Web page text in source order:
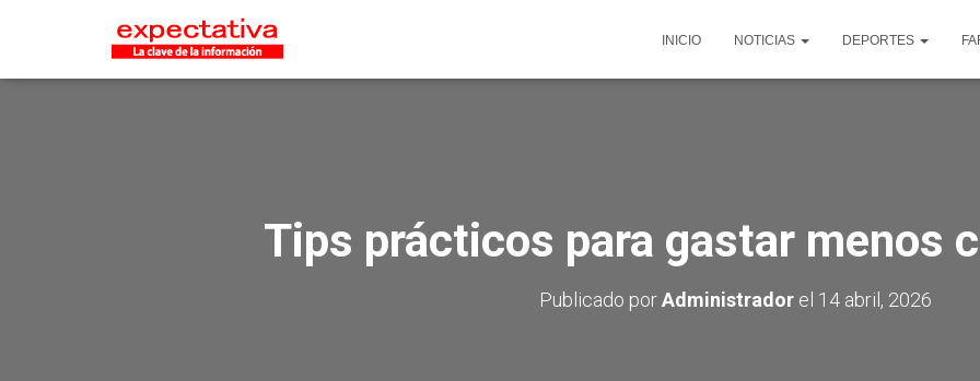
INICIO NOTICIAS DEPORTES
Tips prácticos para gastar menos
Publicado porAdministradorel 14 abril, 2026